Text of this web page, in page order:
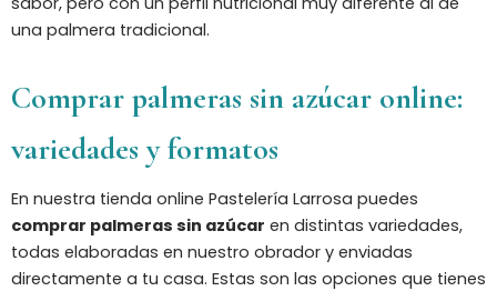
una palmera tradicional.
Comprar palmeras sin azúcar online:
variedades y formatos
En nuestra tienda online Pastelería Larrosa puedes
comprar palmeras sin azúcar en distintas variedades,
todas elaboradas en nuestro obrador y enviadas
directamente a tu casa. Estas son las opciones que tienes